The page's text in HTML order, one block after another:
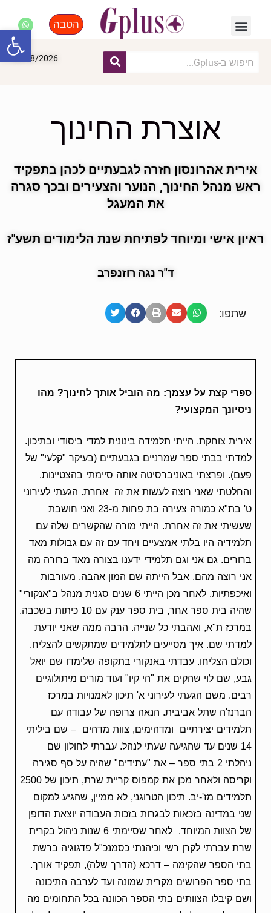
הטבה
08/08/2026
אוצרת החינוך
אירית אהרונסון חזרה לגבעתיים לכהן בתפקיד
ראש מנהל החינוך, הנוער והצעירים ובכך סגרה
את המעגל
ראיון אישי ומיוחד לפתיחת שנת הלימודים תשע"ז
ד"ר נגה רוזנפרב
שתפו:
ספרי קצת על עצמך: מה הוביל אותך לחינוך? מהו
ניסיונך המקצועי?
אירית צוחקת. הייתי תלמידה בינונית למדי ביסודי ובתיכון.
למדתי בבתי ספר שמרניים בגבעתיים (בעיקר "קלעי" של
פעם). ופרצתי באוניברסיטה אותה סיימתי בהצטיינות.
והחלטתי שאני רוצה לעשות את זה אחרת. הגעתי לעירוני
ט' בת"א כמורה צעירה בת פחות מ-23 ואני חושבת
שעשיתי את זה אחרת. הייתי מורה שהקשרים שלה עם
תלמידיה היו בלתי אמצעיים ויחד עם זה עם גבולות מאד
ברורים. גם אני וגם תלמידי ידענו בצורה מאד ברורה מה
אני רוצה מהם. אבל הייתה שם המון אהבה, מעורבות
ואיכפתיות. לאחר מכן הייתי 6 שנים סגנית מנהל ב"אנקורי"
שהיה בית ספר אחר, בית ספר ענק עם 10 כיתות בשכבה,
במרכז ת"א, ואהבתי כל שנייה. הרבה ממה שאני יודעת
למדתי שם. איך מסייעים לתלמידים שמתקשים להצליח.
וכולם הצליחו. עבדתי באנקורי בתקופה שלימדו שם יואל
גבע, שם לוי שהקים את "הי קיו" ועוד מורים מיתולוגיים
רבים. משם הגעתי לעירוני א' תיכון לאמנויות במרכז
הברנז'ה שתל אביבית. הנאה צרופה של עבודה עם
תלמידים יצירתיים ומדהימים, צוות מדהים – שם ביליתי
14 שנים עד שהגיעה שעתי לנהל. עברתי לחולון שם
ניהלתי 2 בתי ספר – את "עתידים" שהיה על סף סגירה
וקריסה ולאחר מכן את קמפוס קריית שרת, תיכון של 2500
תלמידים מז'-יב. תיכון הטרוגני, לא ממיין, שהגיע למקום
שני במדינה בזכאות לבגרות בזכות העבודה יוצאת הדופן
של הצוות המיוחד. לאחר שסיימתי 6 שנות ניהול בקרית
שרת עברתי לקרן רשי וכיהנתי כסמנכ"ל פדגוגיה ברשת
בתי הספר שהקימה – דרכא (הדרך שלה), תפקיד אורך.
בתי ספר הפרושים מקרית שמונה ועד לערבה התיכונה
ושם קיבלו הצוותים בתי הספר הכוונה בכל התחומים מה
פתח